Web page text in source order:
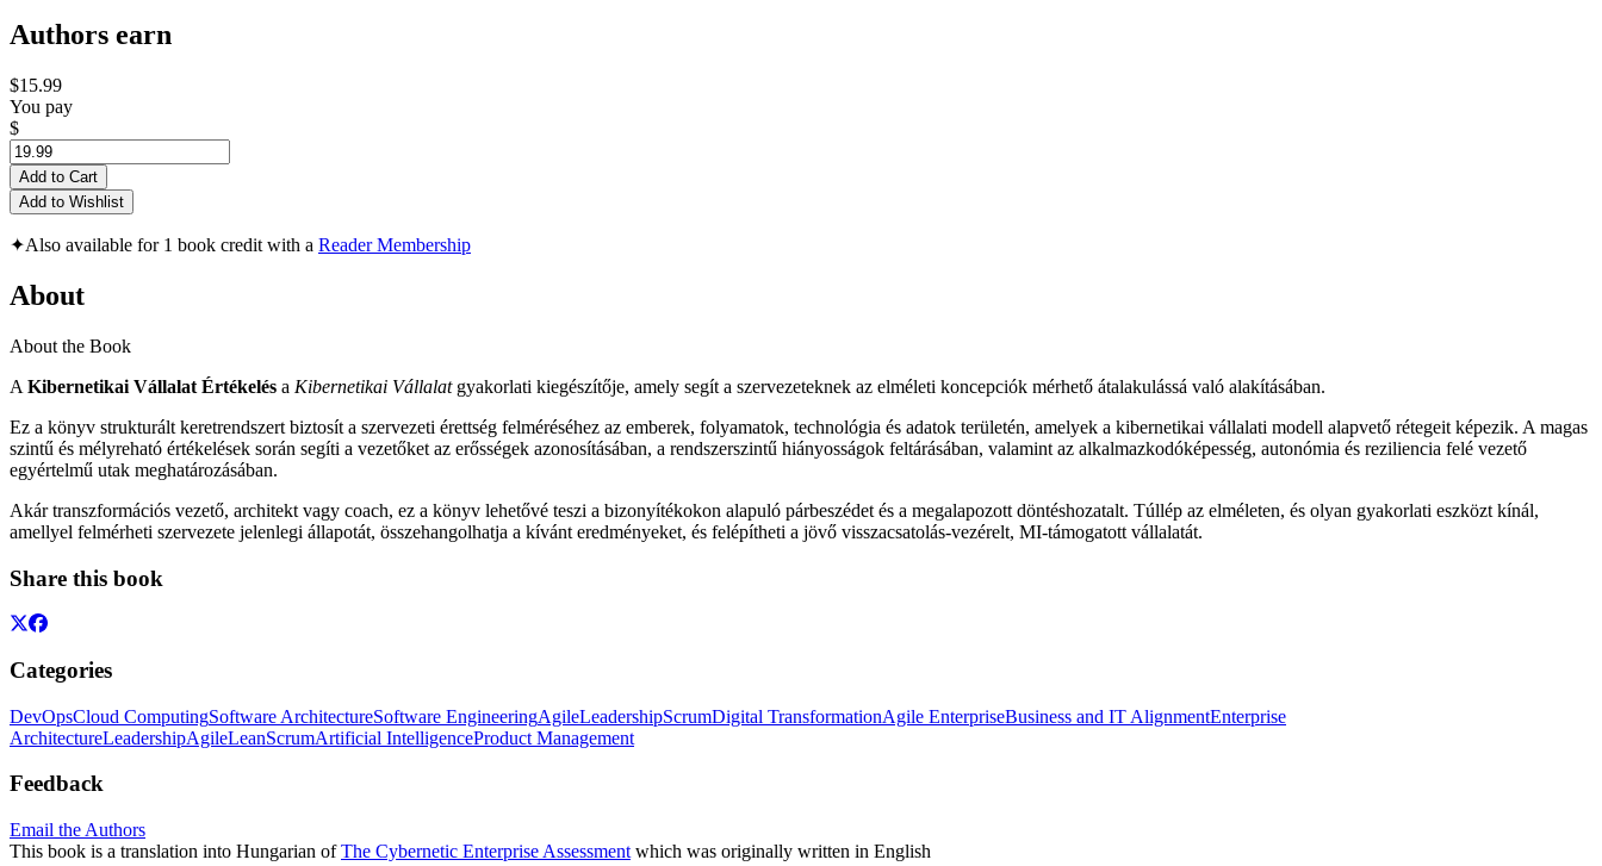
Authors earn
$15.99
You pay
$
Add to Cart
Add to Wishlist
✦Also available for 1 book credit with a Reader Membership
About
About the Book
A Kibernetikai Vállalat Értékelés a Kibernetikai Vállalatgyakorlati kiegészítője, amely segít a szervezeteknek az elméleti koncepciók mérhető átalakulássá való alakításában.
Ez a könyv strukturált keretrendszert biztosít a szervezeti érettség felméréséhez az emberek, folyamatok, technológia és adatok területén, amelyek a kibernetikai vállalati modell alapvető rétegeit képezik. A magas
szintű és mélyreható értékelések során segíti a vezetőket az erősségek azonosításában, a rendszerszintű hiányosságok feltárásában, valamint az alkalmazkodóképesség, autonómia és reziliencia felé vezető
egyértelmű utak meghatározásában.
Akár transzformációs vezető, architekt vagy coach, ez a könyv lehetővé teszi a bizonyítékokon alapuló párbeszédet és a megalapozott döntéshozatalt. Túllép az elméleten, és olyan gyakorlati eszközt kínál,
amellyel felmérheti szervezete jelenlegi állapotát, összehangolhatja a kívánt eredményeket, és felépítheti a jövő visszacsatolás-vezérelt, MI-támogatott vállalatát.
Share this book
Categories
DevOpsCloud ComputingSoftware ArchitectureSoftware EngineeringAgileLeadershipScrumDigital TransformationAgile EnterpriseBusiness and IT AlignmentEnterprise
ArchitectureLeadershipAgileLeanScrumArtificial IntelligenceProduct Management
Feedback
Email the Authors
This book is a translation into Hungarian ofThe Cybernetic Enterprise Assessment which was originally written in English